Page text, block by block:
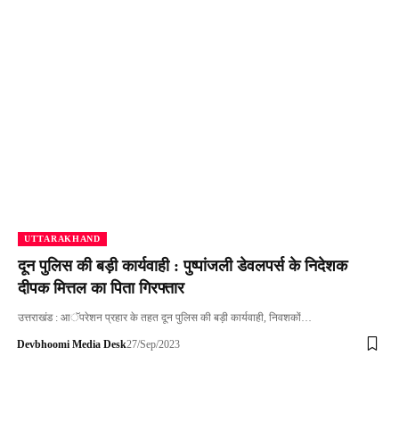
UTTARAKHAND
दून पुलिस की बड़ी कार्यवाही : पुष्पांजली डेवलपर्स के निदेशक
दीपक मित्तल का पिता गिरफ्तार
उत्तराखंड : आॅपरेशन प्रहार के तहत दून पुलिस की बड़ी कार्यवाही, निवशकों…
Devbhoomi Media Desk27/Sep/2023